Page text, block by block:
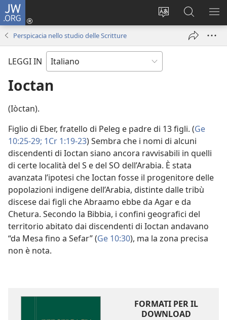
JW.ORG
Modificare
Accedi
(apre
finestra)
Cerca
in
JW.ORG
Perspicacia nello studio delle Scritture
LEGGI IN
Ioctan
(Iòctan).
Figlio di Eber, fratello di Peleg e padre di 13 figli. (Ge
10:25-29; 1Cr 1:19-23) Sembra che i nomi di alcuni
discendenti di Ioctan siano ancora ravvisabili in quelli
di certe località del S e del SO dell’Arabia. È stata
avanzata l’ipotesi che Ioctan fosse il progenitore delle
popolazioni indigene dell’Arabia, distinte dalle tribù
discese dai figli che Abraamo ebbe da Agar e da
Chetura. Secondo la Bibbia, i confini geografici del
territorio abitato dai discendenti di Ioctan andavano
“da Mesa fino a Sefar” (Ge 10:30), ma la zona precisa
non è nota.
FORMATI PER IL
DOWNLOAD